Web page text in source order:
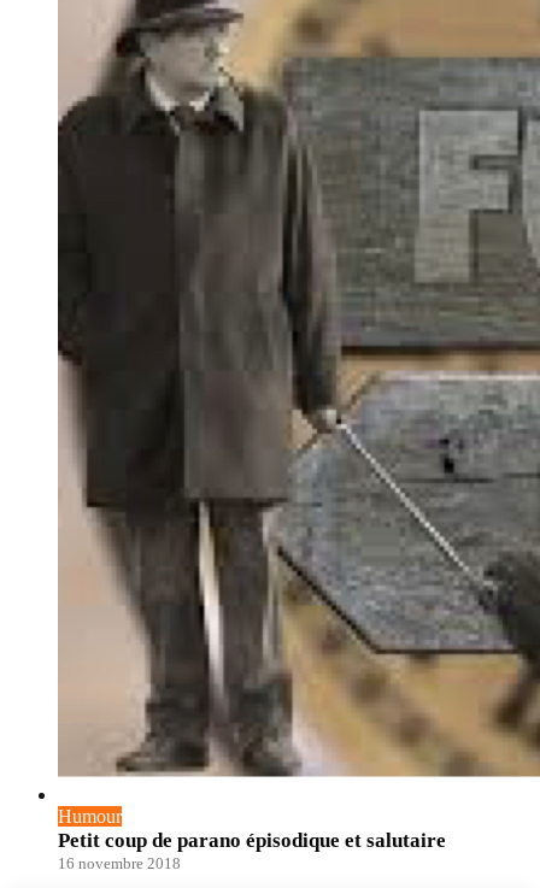
Humour
Petit coup de parano épisodique et salutaire
16 novembre 2018